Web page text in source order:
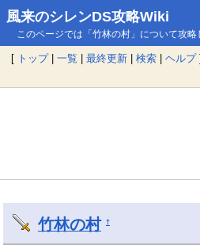
風来のシレンDS攻略Wiki
このページでは「竹林の村」について攻略
[ トップ| 一覧 | 最終更新 | 検索 | ヘルプ
竹林の村 †